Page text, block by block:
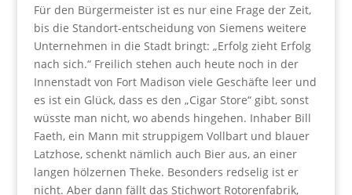
Für den Bürgermeister ist es nur eine Frage der Zeit,
bis die Standort-entscheidung von Siemens weitere
Unternehmen in die Stadt bringt: „Erfolg zieht Erfolg
nach sich.“ Freilich stehen auch heute noch in der
Innenstadt von Fort Madison viele Geschäfte leer und
es ist ein Glück, dass es den „Cigar Store“ gibt, sonst
wüsste man nicht, wo abends hingehen. Inhaber Bill
Faeth, ein Mann mit struppigem Vollbart und blauer
Latzhose, schenkt nämlich auch Bier aus, an einer
langen hölzernen Theke. Besonders redselig ist er
nicht. Aber dann fällt das Stichwort Rotorenfabrik,